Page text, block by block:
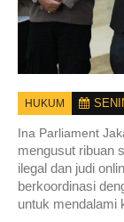
HUKUM
Ina Parliament
mengusut ribuan
ilegal dan judi
berkoordinasi
untuk mendalami